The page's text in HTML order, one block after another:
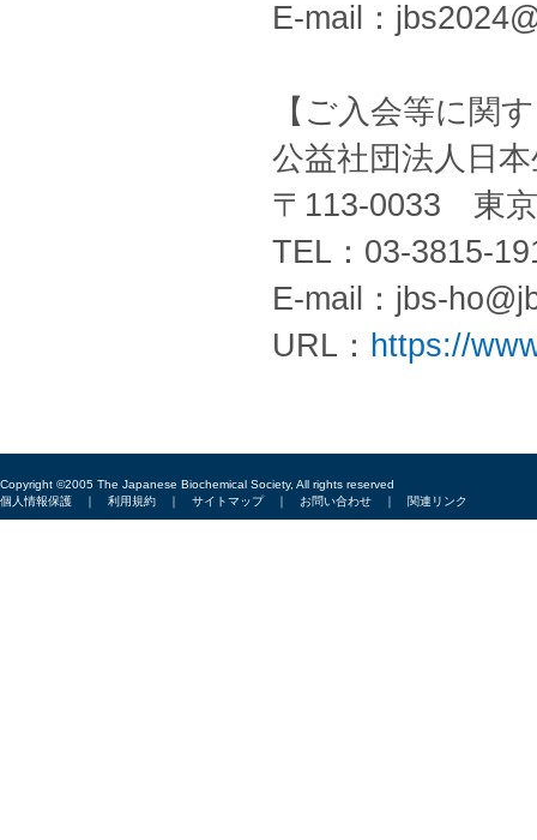
E-mail：
【ご入会等に関
公益社団法人日
〒113-0033 東京
TEL：03-3815-
E-mail：jbs-
URL： https://
Copyright ©2005 The Japanese Biochemical Society, All rights reserved
個人情報保護 ｜ 利用規約 ｜ サイトマップ｜ お問い合わせ ｜ 関連リンク